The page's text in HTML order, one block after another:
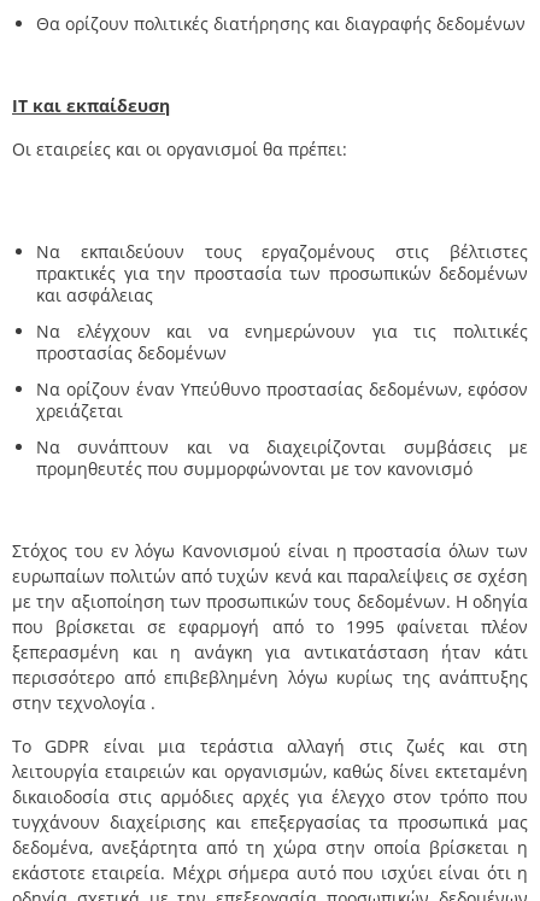
Θα ορίζουν πολιτικές διατήρησης και διαγραφής δεδομένων
IT και εκπαίδευση
Οι εταιρείες και οι οργανισμοί θα πρέπει:
Να εκπαιδεύουν τους εργαζομένους στις βέλτιστες
πρακτικές για την προστασία των προσωπικών δεδομένων
και ασφάλειας
Να ελέγχουν και να ενημερώνουν για τις πολιτικές
προστασίας δεδομένων
Να ορίζουν έναν Υπεύθυνο προστασίας δεδομένων, εφόσον
χρειάζεται
Να συνάπτουν και να διαχειρίζονται συμβάσεις με
προμηθευτές που συμμορφώνονται με τον κανονισμό
Στόχος του εν λόγω Κανονισμού είναι η προστασία όλων των
ευρωπαίων πολιτών από τυχών κενά και παραλείψεις σε σχέση
με την αξιοποίηση των προσωπικών τους δεδομένων. Η οδηγία
που βρίσκεται σε εφαρμογή από το 1995 φαίνεται πλέον
ξεπερασμένη και η ανάγκη για αντικατάσταση ήταν κάτι
περισσότερο από επιβεβλημένη λόγω κυρίως της ανάπτυξης
στην τεχνολογία .
Το GDPR είναι μια τεράστια αλλαγή στις ζωές και στη
λειτουργία εταιρειών και οργανισμών, καθώς δίνει εκτεταμένη
δικαιοδοσία στις αρμόδιες αρχές για έλεγχο στον τρόπο που
τυγχάνουν διαχείρισης και επεξεργασίας τα προσωπικά μας
δεδομένα, ανεξάρτητα από τη χώρα στην οποία βρίσκεται η
εκάστοτε εταιρεία. Μέχρι σήμερα αυτό που ισχύει είναι ότι η